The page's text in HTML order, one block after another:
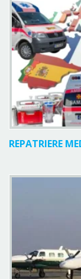
REPATRIERE